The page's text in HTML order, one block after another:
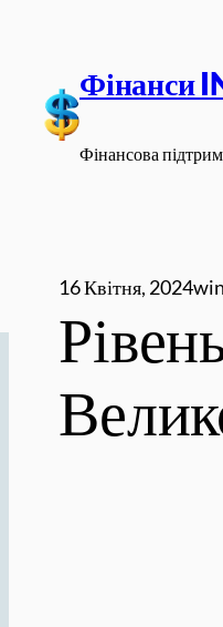
вмісту
Фінанси
Фінансова
16 Квітня, 2024